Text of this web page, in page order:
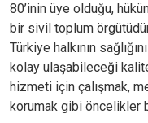
80’inin üye olduğu,
bir sivil toplum
Türkiye halkının
kolay ulaşabileceği
hizmeti için çalışmak,
korumak gibi öncelikler